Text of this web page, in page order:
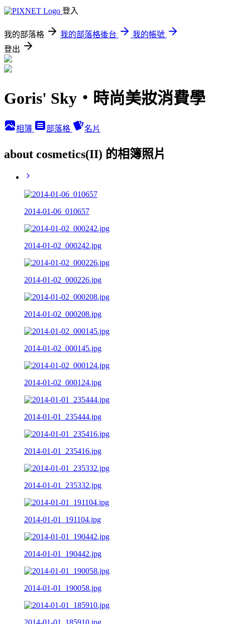
登入
我的部落格 我的部落格後台
我的帳號
登出
Goris' Sky‧時尚美妝消費學
相簿 部落格 名片
about cosmetics(II) 的相簿照片
2014-01-06_010657
2014-01-02_000242.jpg
2014-01-02_000226.jpg
2014-01-02_000208.jpg
2014-01-02_000145.jpg
2014-01-02_000124.jpg
2014-01-01_235444.jpg
2014-01-01_235416.jpg
2014-01-01_235332.jpg
2014-01-01_191104.jpg
2014-01-01_190442.jpg
2014-01-01_190058.jpg
2014-01-01_185910.jpg